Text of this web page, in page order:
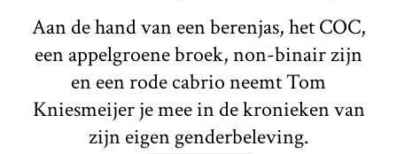
Aan de hand van een berenjas, het COC,
een appelgroene broek, non-binair zijn
en een rode cabrio neemt Tom
Kniesmeijer je mee in de kronieken van
zijn eigen genderbeleving.